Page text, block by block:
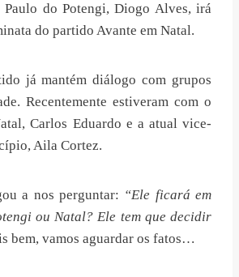
Paulo do Potengi, Diogo Alves, irá
do partido Avante em Natal.
já mantém diálogo com grupos
Recentemente estiveram com o
Carlos Eduardo e a atual vice-
Aila Cortez.
a nos perguntar: “Ele ficará em
ou Natal? Ele tem que decidir
bem, vamos aguardar os fatos…